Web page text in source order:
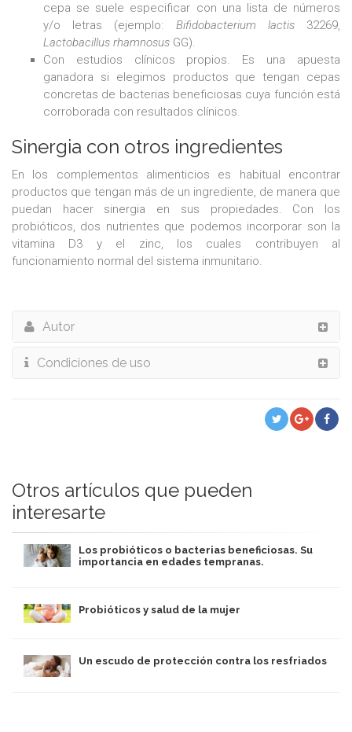
cepa se suele especificar con una lista de números
y/o letras (ejemplo: Bifidobacterium lactis32269,
Lactobacillus rhamnosus GG).
Con estudios clínicos propios. Es una apuesta
ganadora si elegimos productos que tengan cepas
concretas de bacterias beneficiosas cuya función está
corroborada con resultados clínicos.
Sinergia con otros ingredientes
En los complementos alimenticios es habitual encontrar
productos que tengan más de un ingrediente, de manera que
puedan hacer sinergia en sus propiedades. Con los
probióticos, dos nutrientes que podemos incorporar son la
vitamina D3 y el zinc, los cuales contribuyen al
funcionamiento normal del sistema inmunitario.
Autor
Condiciones de uso
Otros artículos que pueden
interesarte
Los probióticos o bacterias beneficiosas. Su
importancia en edades tempranas.
Probióticos y salud de la mujer
Un escudo de protección contra los resfriados